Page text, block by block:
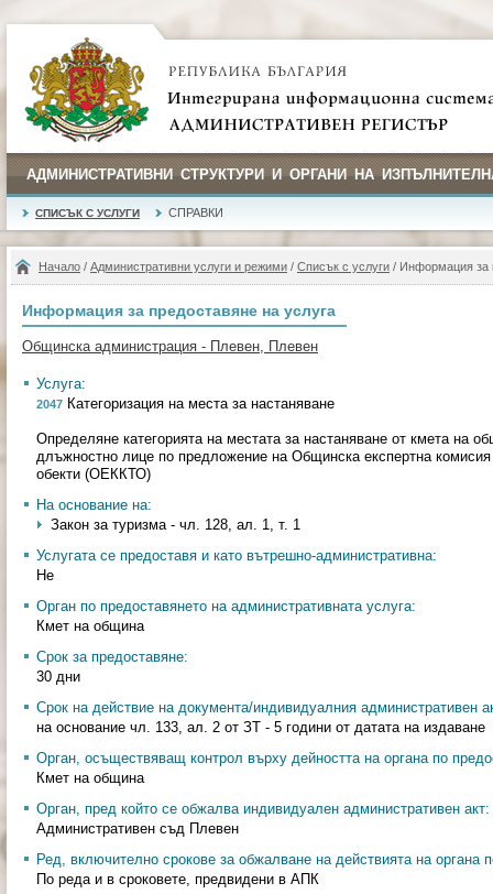
АДМИНИСТРАТИВНИ СТРУКТУРИ И ОРГАНИ НА
СПИСЪК С УСЛУГИ СПРАВКИ
Начало / Административни услуги и режими / Списък с услуги / Информация за
Информация за предоставяне на услуга
Общинска администрация - Плевен, Плевен
Услуга:
2047 Категоризация на места за настаняване
Определяне категорията на местата за настаняване от кмета на
длъжностно лице по предложение на Общинска експертна комисия
обекти (ОЕККТО)
На основание на:
Закон за туризма - чл. 128, ал. 1, т. 1
Услугата се предоставя и като вътрешно-административна:
Не
Орган по предоставянето на административната услуга:
Кмет на община
Срок за предоставяне:
30 дни
Срок на действие на документа/индивидуалния административен
на основание чл. 133, ал. 2 от ЗТ - 5 години от датата на издаване
Орган, осъществяващ контрол върху дейността на органа по
Кмет на община
Орган, пред който се обжалва индивидуален административен акт:
Административен съд Плевен
Ред, включително срокове за обжалване на действията на органа
По реда и в сроковете, предвидени в АПК